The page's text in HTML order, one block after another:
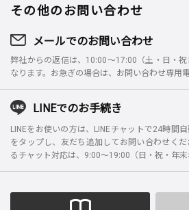
その他のお問い合わせ
メールでのお問い合わせ
弊社からの返信は、10:00～17:00（土・日・
なります。お急ぎの場合は、お問い合わせ専用
LINEでのお手続き
LINEをお使いの方は、LINEチャットで24時間
をタップし、友だち追加してお問い合わせく
るチャット対応は、9:00～19:00（日・祝・年末